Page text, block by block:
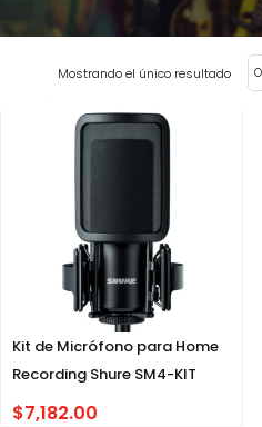
Mostrando el único resultado
Kit de Micrófono para Home
Recording Shure SM4-KIT
$7,182.00